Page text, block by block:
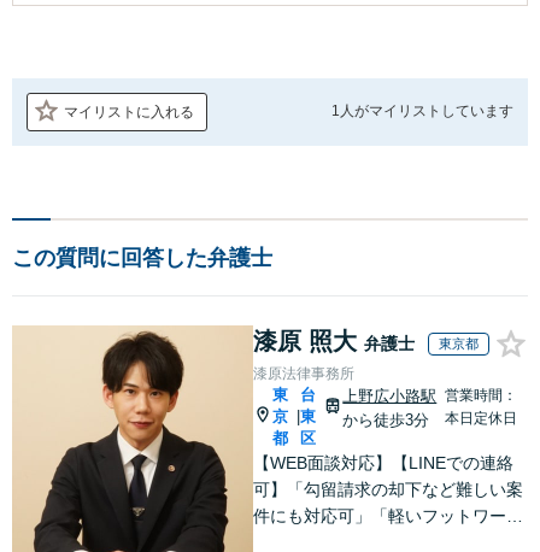
マイリストに入れる 1人がマイリストしています
この質問に回答した弁護士
漆原 照大 弁護士 東京都
漆原法律事務所
東
京
都
台
東
区
上野広小路駅
から徒歩3分
営業時間：
本日定休日
【WEB面談対応】【LINEでの連絡
可】「勾留請求の却下など難しい案
件にも対応可」「軽いフットワーク